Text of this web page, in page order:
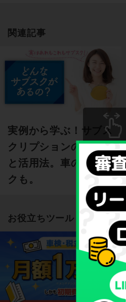
関連記事
実例から学ぶ！サブス
クリプションのしくみ
と活用法。車のサブス
クも。
スクロールで
お役立ちツール
スクロールで